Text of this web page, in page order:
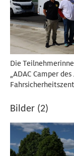
Die
„ADAC Camper
Bilder (2)